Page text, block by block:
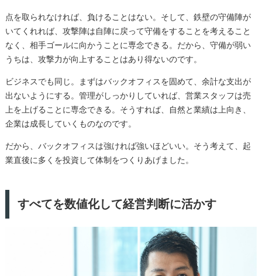
点を取られなければ、負けることはない。そして、鉄壁の守備陣が
いてくれれば、攻撃陣は自陣に戻って守備をすることを考えること
なく、相手ゴールに向かうことに専念できる。だから、守備が弱い
うちは、攻撃力が向上することはあり得ないのです。
ビジネスでも同じ。まずはバックオフィスを固めて、余計な支出が
出ないようにする。管理がしっかりしていれば、営業スタッフは売
上を上げることに専念できる。そうすれば、自然と業績は上向き、
企業は成長していくものなのです。
だから、バックオフィスは強ければ強いほどいい。そう考えて、起
業直後に多くを投資して体制をつくりあげました。
すべてを数値化して経営判断に活かす